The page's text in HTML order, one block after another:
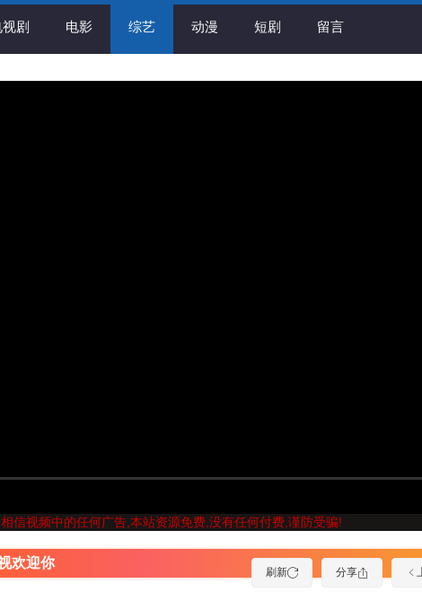
剧 电影 综艺 动漫 短剧 留言
信视频中的任何广告,本站资源免费,没有任何付费,谨防受骗!
刷新 分享
欢迎你